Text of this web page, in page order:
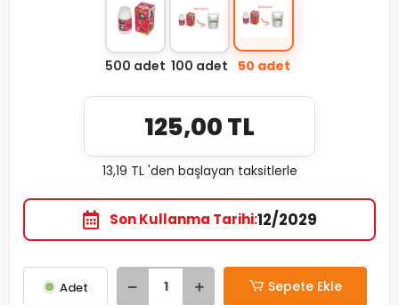
500 adet 100 adet 50 adet
125,00 TL
13,19 TL 'den başlayan taksitlerle
Son Kullanma Tarihi12/2029
Adet Sepete Ekle